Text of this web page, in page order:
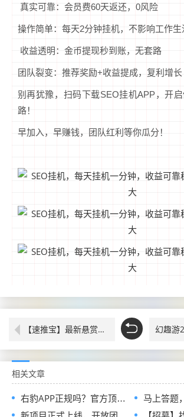
‌真实可靠‌：会员费60天返还，0风险
操作简单‌：每天2分钟挂机，不影响工作生
‌收益透明‌：金币提现秒到账，无套路
团队裂变‌：推荐奖励+收益提成，复利增长‌
别再犹豫，‌扫码下载SEO挂机APP‌，开
路！
早加入，早赚钱，团队红利等你瓜分！‌
【速推宝】最新悬赏平台火爆来袭，兼职首选，支持分包搭建
相关文章
右豹APP正规吗？官方顶配邀请码是多少？短剧小说漫剧网盘推广副业怎么做
马上答题，新无限广告平台